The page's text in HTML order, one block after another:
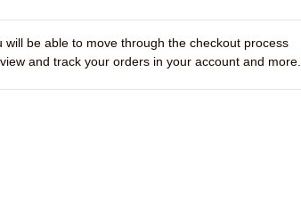
be able to move through the checkout process
and track your orders in your account and more.